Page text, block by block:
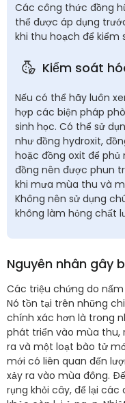
Các công thức đồng
thể được áp dụng
khi thu hoạch để kiểm
Kiểm soát
Nếu có thể hãy luôn
hợp các biện pháp
sinh học. Có thể sử
như đồng hydroxit,
hoặc đồng oxit để phủ
đồng nên được phun
khi mưa mùa thu và
Không nên sử dụng
không làm hỏng chất
Nguyên nhân gây
Các triệu chứng do
Nó tồn tại trên những
chính xác hơn là trong
phát triển vào mùa thu,
ra và một loạt bào tử
mới có liên quan đến
xảy ra vào mùa đông.
rụng khỏi cây, để lại